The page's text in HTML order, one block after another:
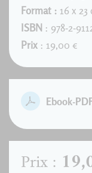
Format : 16 x 23
ISBN : 978-2-
Prix : 19,00 €
Ebook-
Prix :